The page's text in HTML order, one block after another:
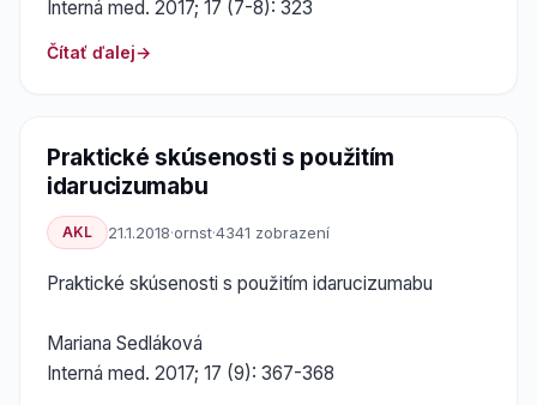
Interná med. 2017; 17 (7-8): 323
Čítať ďalej
Praktické skúsenosti s použitím
idarucizumabu
AKL 21.1.2018·ornst·4341 zobrazení
Praktické skúsenosti s použitím idarucizumabu
Mariana Sedláková
Interná med. 2017; 17 (9): 367-368